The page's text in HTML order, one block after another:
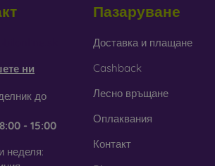
– използва се само като
стъкленият кейс може да се счупи.
материали– компостируемите
онлайн магазинFOONще намерите
Просто изберете този, който е за вас.
ни
до
8:00 - 15:00
неделя:
Пазаруване
Доставка и плащане
Cashback
Лесно връщане
Оплаквания
Контакт